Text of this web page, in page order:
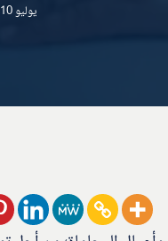
يوليو 10, 2026